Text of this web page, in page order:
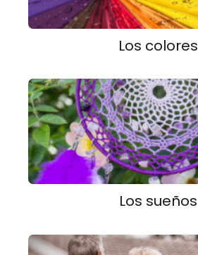
Los colores
Los sueños